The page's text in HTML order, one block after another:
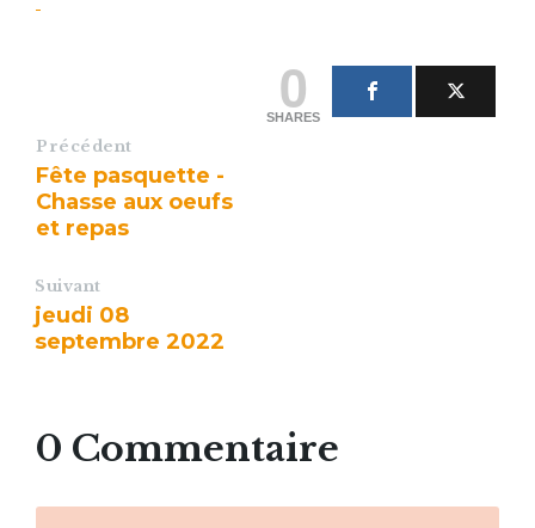
0
SHARES
Précédent
Fête pasquette -
Chasse aux oeufs
et repas
Suivant
jeudi 08
septembre 2022
0 Commentaire